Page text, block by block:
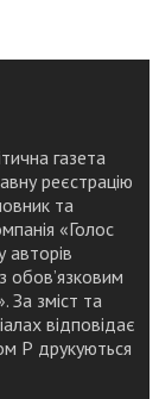
газета
реєстрацію
та
«Голос
авторів
обов’язковим
За зміст та
відповідає
Р друкуються